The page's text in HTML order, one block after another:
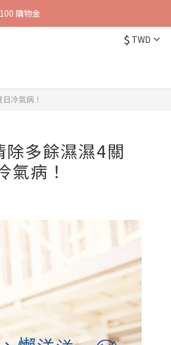
購物金
$ TWD
冷氣病！
多餘濕濕4關
病！